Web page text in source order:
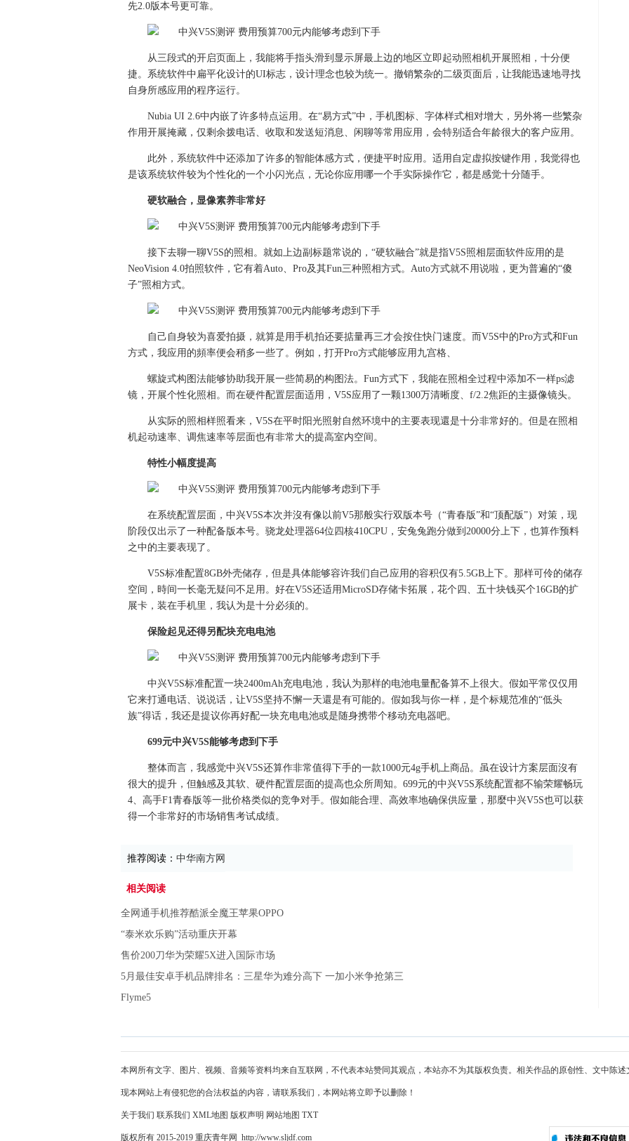
先2.0版本号更可靠。
从三段式的开启页面上，我能将手指头滑到显示屏最上边的地区立即起动照相机开展照相，十分便
捷。系统软件中扁平化设计的UI标志，设计理念也较为统一。撤销繁杂的二级页面后，让我能迅速地寻找
自身所感应用的程序运行。
Nubia UI 2.6中内嵌了许多特点运用。在“易方式”中，手机图标、字体样式相对增大，另外将一些繁杂
作用开展掩藏，仅剩余拨电话、收取和发送短消息、闲聊等常用应用，会特别适合年龄很大的客户应用。
此外，系统软件中还添加了许多的智能体感方式，便捷平时应用。适用自定虚拟按键作用，我觉得也
是该系统软件较为个性化的一个小闪光点，无论你应用哪一个手实际操作它，都是感觉十分随手。
硬软融合，显像素养非常好
接下去聊一聊V5S的照相。就如上边副标题常说的，“硬软融合”就是指V5S照相层面软件应用的是
NeoVision 4.0拍照软件，它有着Auto、Pro及其Fun三种照相方式。Auto方式就不用说啦，更为普遍的“傻
子”照相方式。
自己自身较为喜爱拍摄，就算是用手机拍还要掂量再三才会按住快门速度。而V5S中的Pro方式和Fun
方式，我应用的頻率便会稍多一些了。例如，打开Pro方式能够应用九宫格、
螺旋式构图法能够协助我开展一些简易的构图法。Fun方式下，我能在照相全过程中添加不一样ps滤
镜，开展个性化照相。而在硬件配置层面适用，V5S应用了一颗1300万清晰度、f/2.2焦距的主摄像镜头。
从实际的照相样照看来，V5S在平时阳光照射自然环境中的主要表现還是十分非常好的。但是在照相
机起动速率、调焦速率等层面也有非常大的提高室内空间。
特性小幅度提高
在系统配置层面，中兴V5S本次并沒有像以前V5那般实行双版本号（“青春版”和“顶配版”）对策，现
阶段仅出示了一种配备版本号。骁龙处理器64位四核410CPU，安兔兔跑分做到20000分上下，也算作预料
之中的主要表现了。
V5S标准配置8GB外壳储存，但是具体能够容许我们自己应用的容积仅有5.5GB上下。那样可伶的储存
空间，時间一长毫无疑问不足用。好在V5S还适用MicroSD存储卡拓展，花个四、五十块钱买个16GB的扩
展卡，装在手机里，我认为是十分必须的。
保险起见还得另配块充电电池
中兴V5S标准配置一块2400mAh充电电池，我认为那样的电池电量配备算不上很大。假如平常仅仅用
它来打通电话、说说话，让V5S坚持不懈一天還是有可能的。假如我与你一样，是个标规范准的“低头
族”得话，我还是提议你再好配一块充电电池或是随身携带个移动充电器吧。
699元中兴V5S能够考虑到下手
整体而言，我感觉中兴V5S还算作非常值得下手的一款1000元4g手机上商品。虽在设计方案层面沒有
很大的提升，但触感及其软、硬件配置层面的提高也众所周知。699元的中兴V5S系统配置都不输荣耀畅玩
4、高手F1青春版等一批价格类似的竞争对手。假如能合理、高效率地确保供应量，那麼中兴V5S也可以获
得一个非常好的市场销售考试成绩。
推荐阅读： 中华南方网
相关阅读
全网通手机推荐酷派全魔王苹果OPPO
“泰米欢乐购”活动重庆开幕
售价200刀华为荣耀5X进入国际市场
5月最佳安卓手机品牌排名：三星华为难分高下 一加小米争抢第三
Flyme5
本网所有文字、图片、视频、音频等资料均来自互联网，不代表本站赞同其观点，本站亦不为其版权负责。相关作品的原创性、文中陈
现本网站上有侵犯您的合法权益的内容，请联系我们，本网站将立即予以删除！
关于我们 联系我们 XML地图 版权声明 网站地图 TXT
版权所有 2015-2019 重庆青年网 http://www.sljdf.com